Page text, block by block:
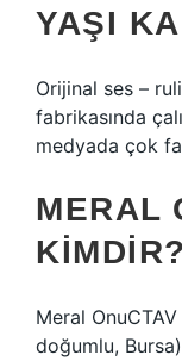
YAŞI
Orijinal ses –
fabrikasında
medyada çok
MERAL
KIMDIR?
Meral
doğumlu,